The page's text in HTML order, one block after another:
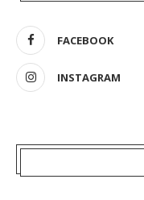
FACEBOOK
INSTAGRAM